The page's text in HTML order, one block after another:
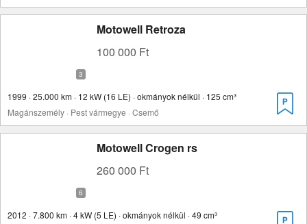
Motowell Retroza
100 000 Ft
1999 · 25.000 km · 12 kW (16 LE) · okmányok nélkül · 125 cm³
Magánszemély · Pest vármegye · Csemő
Motowell Crogen rs
260 000 Ft
2012 · 7.800 km · 4 kW (5 LE) · okmányok nélkül · 49 cm³